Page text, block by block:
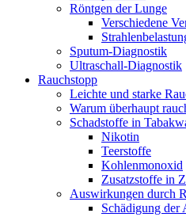
Röntgen der Lunge
Verschiedene
Sputum-Diagnostik
Ultraschall-Diagnostik
Rauchstopp
Leichte und starke
Warum überhaupt
Schadstoffe in
Nikotin
Teerstoffe
Kohlenmonoxid
Zusatzstoffe in
Auswirkungen durch
Schädigung der